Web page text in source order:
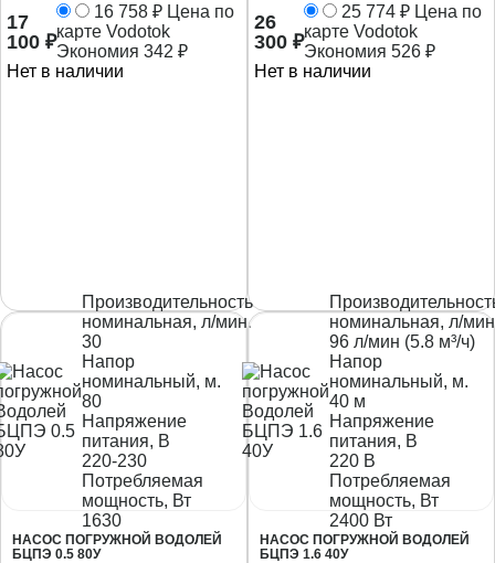
17
100 ₽
16 758 ₽ Цена по
карте Vodotok
Экономия 342 ₽
Нет в наличии
26
300 ₽
25 774 ₽ Цена по
карте Vodotok
Экономия 526 ₽
Нет в наличии
Производительность
номинальная, л/мин.
30
Напор
номинальный, м.
80
Напряжение
питания, В
220-230
Потребляемая
мощность, Вт
1630
НАСОС ПОГРУЖНОЙ ВОДОЛЕЙ
БЦПЭ 0.5 80У
номинальная, л/
96 л/мин (5.8 м³/ч)
Напор
номинальный, м.
40 м
Напряжение
питания, В
220 В
Потребляемая
мощность, Вт
2400 Вт
НАСОС ПОГРУЖНОЙ ВОДОЛЕЙ
БЦПЭ 1.6 40У